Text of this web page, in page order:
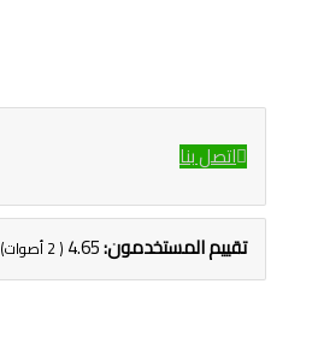
اتصل بنا
تقييم المستخدمون:4.65
(
2أصوات)